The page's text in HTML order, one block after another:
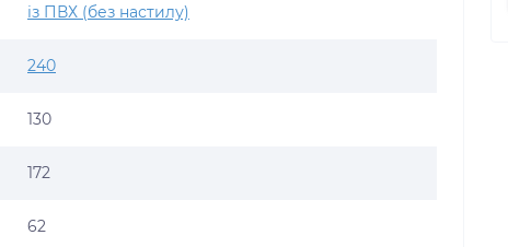
із ПВХ (без настилу)
240
130
172
62